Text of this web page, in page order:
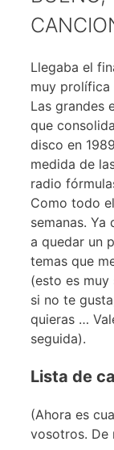
Llegaba el
muy prolífica
Las grandes
que
disco en
medida de
radio
Como todo
semanas. Ya
a quedar un
temas que
(esto es
si no te
quieras …
seguida).
Lista de
(Ahora es
vosotros. De